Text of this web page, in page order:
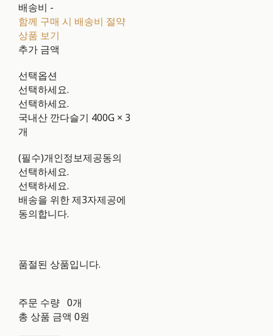
배송비 -
함께 구매 시 배송비 절약
상품 보기
추가 금액
선택옵션
선택하세요.
선택하세요.
국내산 깐다슬기 400G × 3
개
(필수)개인정보제공동의
선택하세요.
선택하세요.
배송을 위한 제3자제공에
동의합니다.
품절된 상품입니다.
주문 수량 0개
총 상품 금액 0원